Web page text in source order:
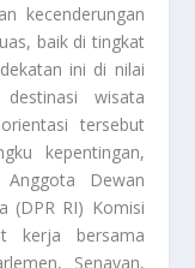
kecenderungan
baik di tingkat
ini di nilai
wisata
tersebut
kepentingan,
Dewan
(DPR RI) Komisi
kerja bersama
Senayan,